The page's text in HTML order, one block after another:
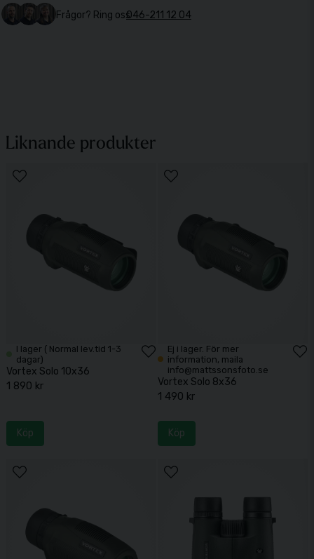
Frågor? Ring oss046-211 12 04
Liknande produkter
I lager ( Normal lev.tid 1-3
dagar)
Vortex Solo 10x36
1 890 kr
Köp
Ej i lager. För mer
information, maila
info@mattssonsfoto.se
Vortex Solo 8x36
1 490 kr
Köp